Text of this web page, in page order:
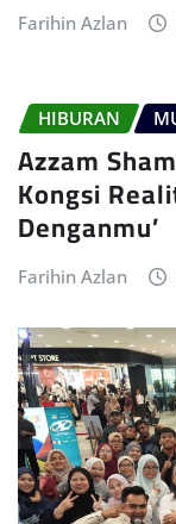
Farihin Azlan
HIBURAN
Azzam
Kongsi
Denganmu’
Farihin Azlan